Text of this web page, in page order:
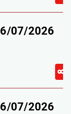
07/2026
07/2026